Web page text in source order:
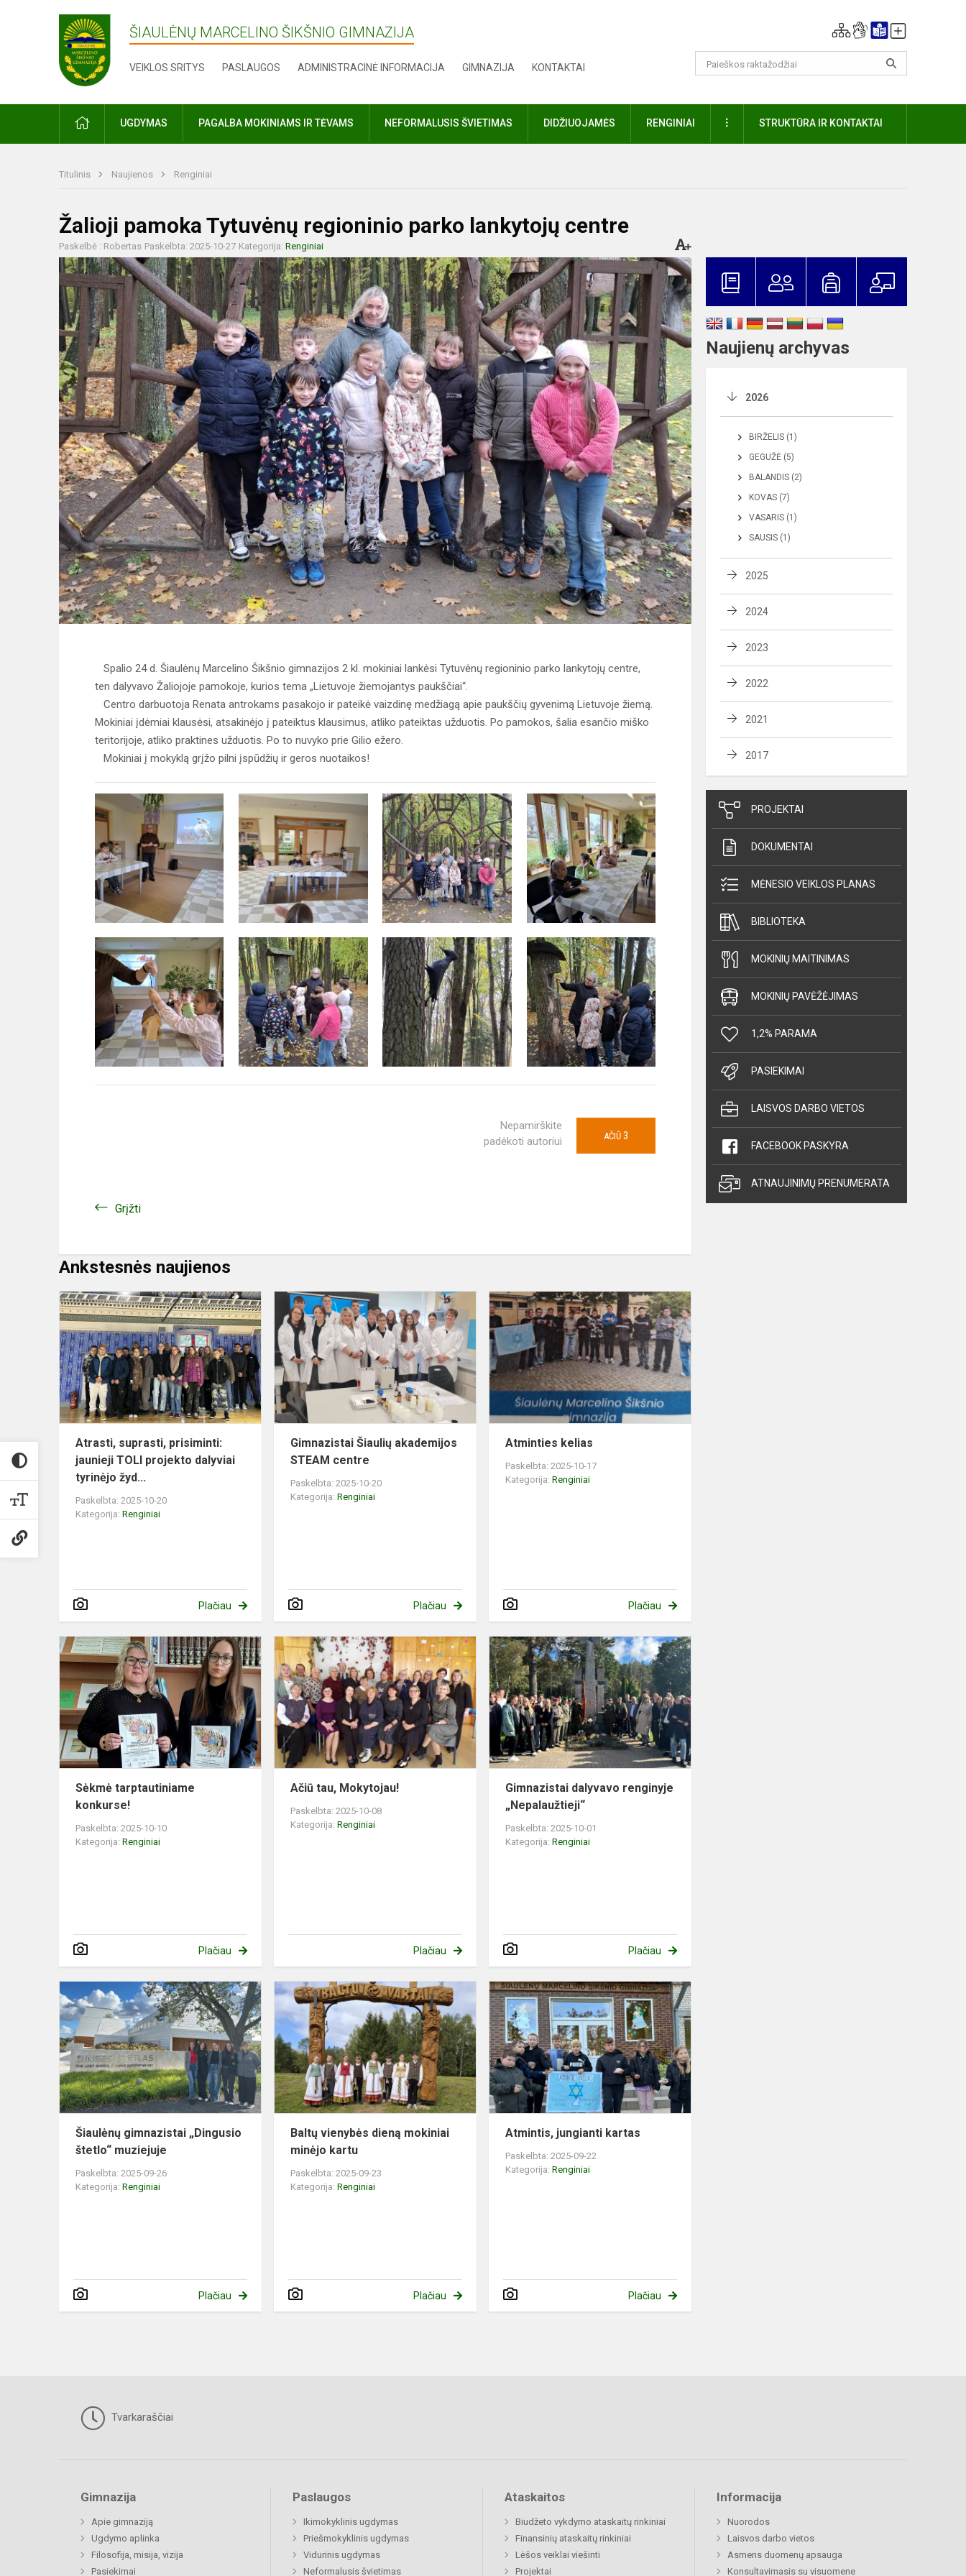
ŠIAULĖNŲ MARCELINO ŠIKŠNIO GIMNAZIJA
VEIKLOS SRITYS PASLAUGOS ADMINISTRACINĖ INFORMACIJA GIMNAZIJA KONTAKTAI
PRADŽIAUGDYMAS PAGALBA MOKINIAMS IR TĖVAMS NEFORMALUSIS ŠVIETIMAS DIDŽIUOJAMĖS RENGINIAI DAUGIAUSTRUKTŪRA IR KONTAKTAI
Titulinis Naujienos Renginiai
Žalioji pamoka Tytuvėnų regioninio parko lankytojų centre
Paskelbė : Robertas Paskelbta: 2025-10-27 Kategorija: Renginiai
Spalio 24 d. Šiaulėnų Marcelino Šikšnio gimnazijos 2 kl. mokiniai lankėsi Tytuvėnų regioninio parko lankytojų centre,
ten dalyvavo Žaliojoje pamokoje, kurios tema „Lietuvoje žiemojantys paukščiai“.
Centro darbuotoja Renata antrokams pasakojo ir pateikė vaizdinę medžiagą apie paukščių gyvenimą Lietuvoje žiemą.
Mokiniai įdėmiai klausėsi, atsakinėjo į pateiktus klausimus, atliko pateiktas užduotis. Po pamokos, šalia esančio miško
teritorijoje, atliko praktines užduotis. Po to nuvyko prie Gilio ežero.
Mokiniai į mokyklą grįžo pilni įspūdžių ir geros nuotaikos!
Nepamirškite
padėkoti autoriui
AČIŪ 3
Grįžti
Ankstesnės naujienos
Atrasti,
suprasti,
prisiminti:
jaunieji
TOLI
projekto
dalyv...
Atrasti, suprasti, prisiminti:
jaunieji TOLI projekto dalyviai
tyrinėjo žyd...
Paskelbta: 2025-10-20
Kategorija: Renginiai
Plačiau
Gimnazistai
Šiaulių
akademijos
STEAM
centre
Gimnazistai Šiaulių akademijos
STEAM centre
Paskelbta: 2025-10-20
Kategorija:Renginiai
Plačiau
Atminties
kelias
Atminties kelias
Paskelbta: 2025-10-17
Kategorija:Renginiai
Plačiau
Sėkmė
tarptautiniame
konkurse!
Sėkmė tarptautiniame
konkurse!
Paskelbta: 2025-10-10
Kategorija: Renginiai
Plačiau
Ačiū
tau,
Mokytojau!
Ačiū tau, Mokytojau!
Paskelbta: 2025-10-08
Kategorija:Renginiai
Plačiau
Gimnazistai
dalyvavo
„Nepalaužtieji“
Gimnazistai dalyvavo renginyje
„Nepalaužtieji“
Paskelbta: 2025-10-01
Kategorija:Renginiai
Plačiau
Šiaulėnų
gimnazistai
„Dingusio
štetlo“
muziejuje
Šiaulėnų gimnazistai „Dingusio
štetlo“ muziejuje
Paskelbta: 2025-09-26
Kategorija: Renginiai
Plačiau
Baltų
vienybės
dieną
mokiniai
minėjo
kartu
Baltų vienybės dieną mokiniai
minėjo kartu
Paskelbta: 2025-09-23
Kategorija:Renginiai
Plačiau
Atmintis,
jungianti
kartas
Atmintis, jungianti kartas
Paskelbta: 2025-09-22
Kategorija:Renginiai
Plačiau
Naujienų archyvas
2026
BIRŽELIS (1)
GEGUŽĖ (5)
BALANDIS (2)
KOVAS (7)
VASARIS (1)
SAUSIS (1)
2025
2024
2023
2022
2021
2017
PROJEKTAI
DOKUMENTAI
MĖNESIO VEIKLOS PLANAS
BIBLIOTEKA
MOKINIŲ MAITINIMAS
MOKINIŲ PAVĖŽĖJIMAS
1,2% PARAMA
PASIEKIMAI
LAISVOS DARBO VIETOS
FACEBOOK PASKYRA
ATNAUJINIMŲ PRENUMERATA
Tvarkaraščiai
Gimnazija
Apie gimnaziją
Ugdymo aplinka
Filosofija, misija, vizija
Pasiekimai
Paslaugos
Ikimokyklinis ugdymas
Priešmokyklinis ugdymas
Vidurinis ugdymas
Neformalusis švietimas
Ataskaitos
Biudžeto vykdymo ataskaitų rinkiniai
Finansinių ataskaitų rinkiniai
Lėšos veiklai viešinti
Projektai
Informacija
Nuorodos
Laisvos darbo vietos
Asmens duomenų apsauga
Konsultavimasis su visuomene